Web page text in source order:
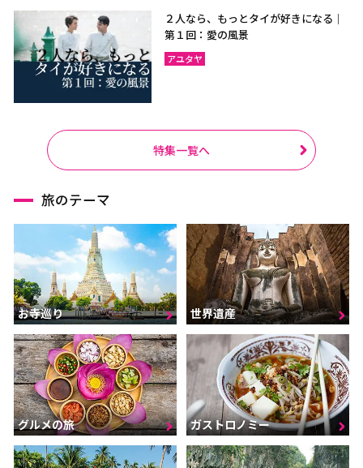
２人なら、もっとタイが好きになる｜
第１回：愛の風景
アユタヤ
特集一覧へ
旅のテーマ
お寺巡り 世界遺産
グルメの旅 ガストロノミー